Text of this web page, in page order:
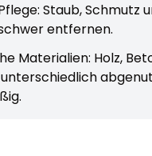
Staub, Schmutz
entfernen.
Materialien: Holz,
unterschiedlich